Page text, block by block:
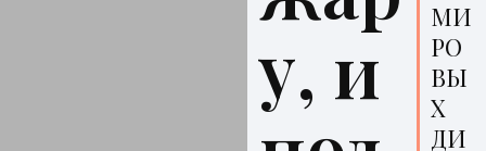
у, и
МИ
РО
ВЫ
Х
ДИ